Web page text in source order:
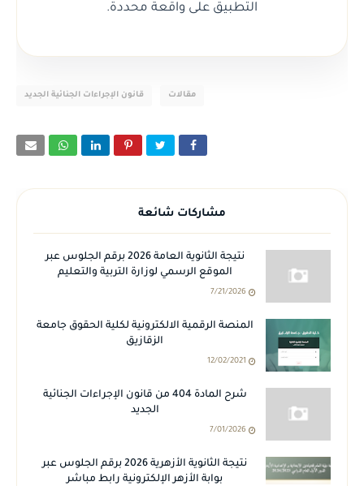
التطبيق على واقعة محددة.
قانون الإجراءات الجنائية الجديد مقالات
مشاركات شائعة
نتيجة الثانوية العامة 2026 برقم الجلوس عبر
الموقع الرسمي لوزارة التربية والتعليم
7/21/2026
المنصة الرقمية الالكترونية لكلية الحقوق جامعة
الزقازيق
12/02/2021
شرح المادة 404 من قانون الإجراءات الجنائية
الجديد
7/01/2026
نتيجة الثانوية الأزهرية 2026 برقم الجلوس عبر
بوابة الأزهر الإلكترونية رابط مباشر